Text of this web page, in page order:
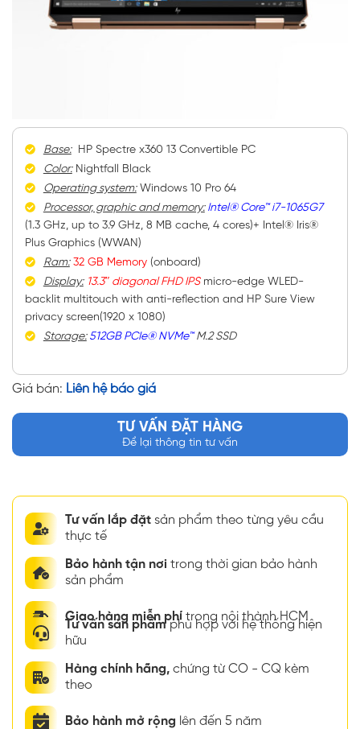
Base:HP Spectre x360 13 Convertible PC
Color:Nightfall Black
Operating system:Windows 10 Pro 64
Processor, graphic and memory:Intel® Core™ i7-1065G7
(1.3 GHz, up to 3.9 GHz, 8 MB cache, 4 cores)+ Intel® Iris®
Plus Graphics (WWAN)
Ram: 32 GB Memory(onboard)
Display: 13.3″ diagonal FHD IPSmicro-edge WLED-
backlit multitouch with anti-reflection and HP Sure View
privacy screen(1920 x 1080)
Storage: 512GB PCIe® NVMe™M.2 SSD
Giá bán: Liên hệ báo giá
TƯ VẤN ĐẶT HÀNG
Để lại thông tin tư vấn
Tư vấn lắp đặt sản phẩm theo từng yêu cầu
thực tế
Bảo hành tận nơi trong thời gian bảo hành
sản phẩm
Giao hàng miễn phí trong nội thành HCM
Tư vấn sản phẩmphù hợp với hệ thống hiện
hữu
Hàng chính hãng, chứng từ CO - CQ kèm
theo
Bảo hành mở rộng lên đến 5 năm